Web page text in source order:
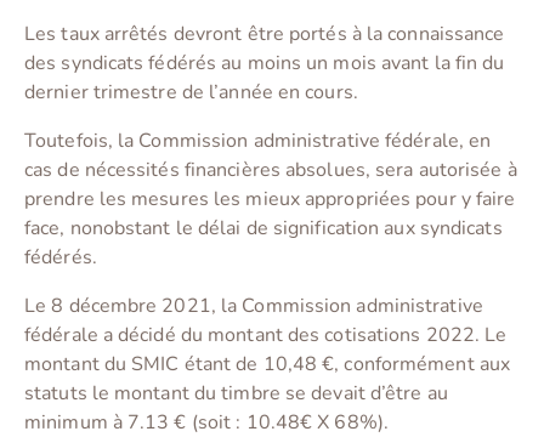
Les taux arrêtés devront être portés à la connaissance
des syndicats fédérés au moins un mois avant la fin du
dernier trimestre de l’année en cours.
Toutefois, la Commission administrative fédérale, en
cas de nécessités financières absolues, sera autorisée à
prendre les mesures les mieux appropriées pour y faire
face, nonobstant le délai de signification aux syndicats
fédérés.
Le 8 décembre 2021, la Commission administrative
fédérale a décidé du montant des cotisations 2022. Le
montant du SMIC étant de 10,48 €, conformément aux
statuts le montant du timbre se devait d’être au
minimum à 7.13 € (soit : 10.48€ X 68%).